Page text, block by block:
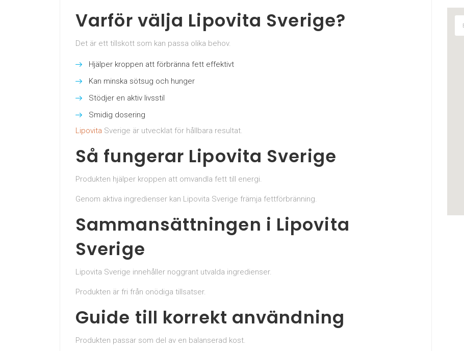
Varför välja Lipovita Sverige?
Det är ett tillskott som kan passa olika behov.
Hjälper kroppen att förbränna fett effektivt
Kan minska sötsug och hunger
Stödjer en aktiv livsstil
Smidig dosering
Lipovita Sverige är utvecklat för hållbara resultat.
Så fungerar Lipovita Sverige
Produkten hjälper kroppen att omvandla fett till energi.
Genom aktiva ingredienser kan Lipovita Sverige främja fettförbränning.
Sammansättningen i Lipovita
Sverige
Lipovita Sverige innehåller noggrant utvalda ingredienser.
Produkten är fri från onödiga tillsatser.
Guide till korrekt användning
Produkten passar som del av en balanserad kost.